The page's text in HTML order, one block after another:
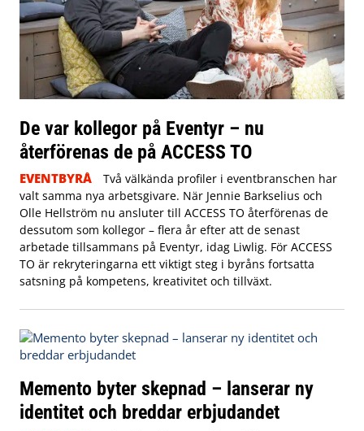
De var kollegor på Eventyr – nu
återförenas de på ACCESS TO
EVENTBYRÅ
Två välkända profiler i eventbranschen har
valt samma nya arbetsgivare. När Jennie Barkselius och
Olle Hellström nu ansluter till ACCESS TO återförenas de
dessutom som kollegor – flera år efter att de senast
arbetade tillsammans på Eventyr, idag Liwlig. För ACCESS
TO är rekryteringarna ett viktigt steg i byråns fortsatta
satsning på kompetens, kreativitet och tillväxt.
Memento byter skepnad – lanserar ny
identitet och breddar erbjudandet